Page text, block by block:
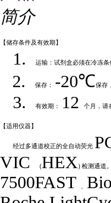
简介
【储存条件及有效期】
1.运输：试剂盒必须在冷冻
2.保存： -20℃保存
3. 有效期： 12 个月，请
【适用仪器】
经过多通道校正的全自动荧光
VIC(HEX) 检测通道
7500FAST 、